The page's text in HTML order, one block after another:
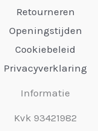
Retourneren
Openingstijden
Cookiebeleid
Privacyverklaring
Informatie
Kvk 93421982